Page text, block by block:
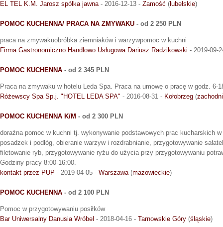
EL TEL K.M. Jarosz spółka jawna- 2016-12-13 - Zamość ( lubelskie)
POMOC KUCHENNA/ PRACA NA ZMYWAKU - od 2 250 PLN
praca na zmywakuobróbka ziemniaków i warzywpomoc w kuchni
Firma Gastronomiczno Handlowo Usługowa Dariusz Radzikowski - 2019-09-
POMOC KUCHENNA - od 2 345 PLN
Praca na zmywaku w hotelu Leda Spa. Praca na umowę o pracę w godz. 6-
Różewscy Spa Sp.j. "HOTEL LEDA SPA" - 2016-08-31 - Kołobrzeg (
POMOC KUCHENNA K/M - od 2 300 PLN
doraźna pomoc w kuchni tj. wykonywanie podstawowych prac kucharskich
posadzek i podłóg, obieranie warzyw i rozdrabnianie, przygotowywanie
filetowanie ryb, przygotowywanie ryżu do użycia przy przygotowywaniu
Godziny pracy 8:00-16:00.
kontakt przez PUP - 2019-04-05 - Warszawa(mazowieckie)
POMOC KUCHENNA - od 2 100 PLN
Pomoc w przygotowywaniu posiłków
Bar Uniwersalny Danusia Wróbel - 2018-04-16 - Tarnowskie Góry (śląskie)